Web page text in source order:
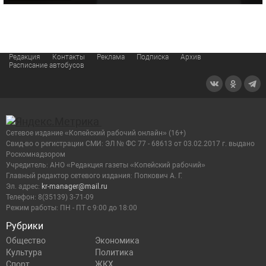
Редакция Контакты Реклама Подписка
Архив
Расписание автобусов
Рубрики
Общество
Экономика
Культура
Политика
Сетевое издание «Копейский рабочий онлайн» (16+)
Cвид-во о регистрации СМИ: ЭЛ № ФС 77 - 68613 от 03.02.2017 г. выдано
Роскомнадзором
Учредитель: АНО «Редакция газеты «Копейский рабочий»
Главный редактор сетевого издания: Попкович А. Г.
Эл. адрес: kr-manager@mail.ru
Телефон: 8(35139) 3-71-09
Режим работы: ПН - ПТ с 9:00 до 18:00